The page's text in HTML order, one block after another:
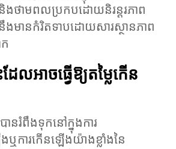
ាមពលប្រកបដោយនិរន្តរភាព
មានកំរិតទាបដោយសារស្ថានភាព
ែលអាចធ្វើឱ្យតម្លៃកើន
នរំពឹងទុកនៅក្នុងការ
ារកើនឡើងយ៉ាងខ្លាំងនៃ